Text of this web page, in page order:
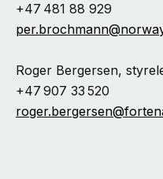
+47 481 88 929
Roger Bergersen,
+47 907 33 520